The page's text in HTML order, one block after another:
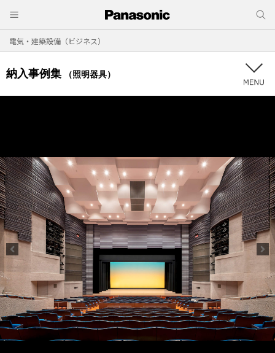
電気・建築設備（ビジネス）
納入事例集 （照明器具）